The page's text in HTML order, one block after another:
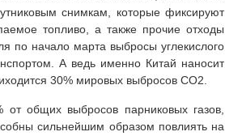
снимкам, которые фиксируют
топливо, а также прочие отходы
по начало марта выбросы углекислого
А ведь именно Китай наносит
30% мировых выбросов CO2.
общих выбросов парниковых газов,
сильнейшим образом повлиять на